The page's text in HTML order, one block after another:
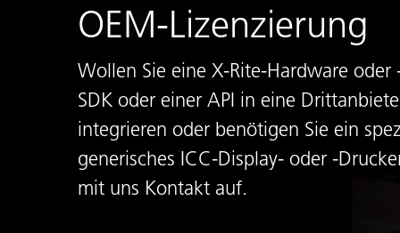
Automobil
OEM-Lizenzierung
Wollen Sie eine X-Rite-Hardware
SDK oder einer API in eine
integrieren oder benötigen Sie ein
generisches ICC-Display- oder -
mit uns Kontakt auf.